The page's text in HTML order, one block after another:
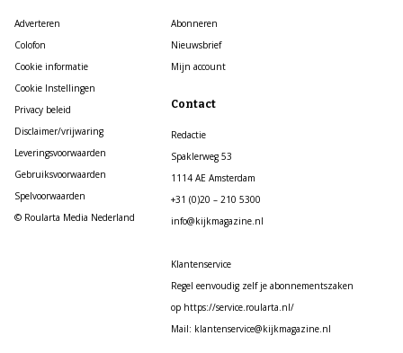
Adverteren
Colofon
Cookie informatie
Cookie Instellingen
Privacy beleid
Disclaimer/vrijwaring
Leveringsvoorwaarden
Gebruiksvoorwaarden
Spelvoorwaarden
© Roularta Media Nederland
Abonneren
Nieuwsbrief
Mijn account
Contact
Redactie
Spaklerweg 53
1114 AE Amsterdam
+31 (0)20 – 210 5300
info@kijkmagazine.nl
Klantenservice
Regel eenvoudig zelf je abonnementszaken
op https://service.roularta.nl/
Mail: klantenservice@kijkmagazine.nl